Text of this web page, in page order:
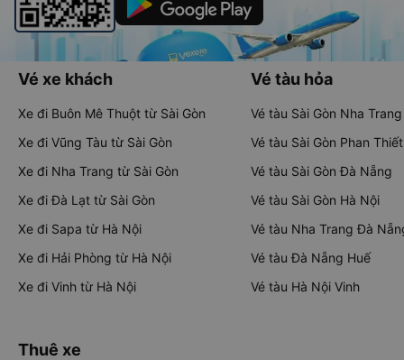
Vé xe khách
Xe đi Buôn Mê Thuột từ Sài Gòn
Xe đi Vũng Tàu từ Sài Gòn
Xe đi Nha Trang từ Sài Gòn
Xe đi Đà Lạt từ Sài Gòn
Xe đi Sapa từ Hà Nội
Xe đi Hải Phòng từ Hà Nội
Xe đi Vinh từ Hà Nội
Vé tàu hỏa
Vé tàu Sài Gòn Nha Trang
Vé tàu Sài Gòn Phan Thiết
Vé tàu Sài Gòn Đà Nẵng
Vé tàu Sài Gòn Hà Nội
Vé tàu Nha Trang Đà
Vé tàu Đà Nẵng Huế
Vé tàu Hà Nội Vinh
Thuê xe